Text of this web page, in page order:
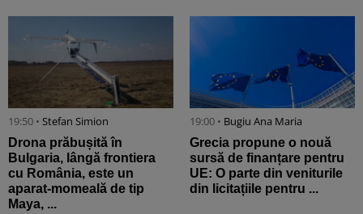
19:50 • Stefan Simion
Drona prăbușită în
Bulgaria, lângă frontiera
cu România, este un
aparat-momeală de tip
Maya, ...
19:00 • Bugiu ⁠Ana Maria
Grecia propune o nouă
sursă de finanțare pentru
UE: O parte din veniturile
din licitațiile pentru ...